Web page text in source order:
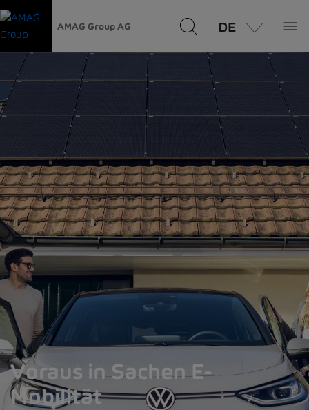
AMAG Group AG DE
Voraus in Sachen E-
Mobilität